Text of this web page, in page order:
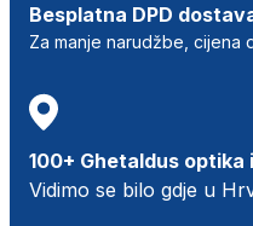
Besplatna DPD
Za manje narudžbe, cijena
100+ Ghetaldus optika
Vidimo se bilo gdje u